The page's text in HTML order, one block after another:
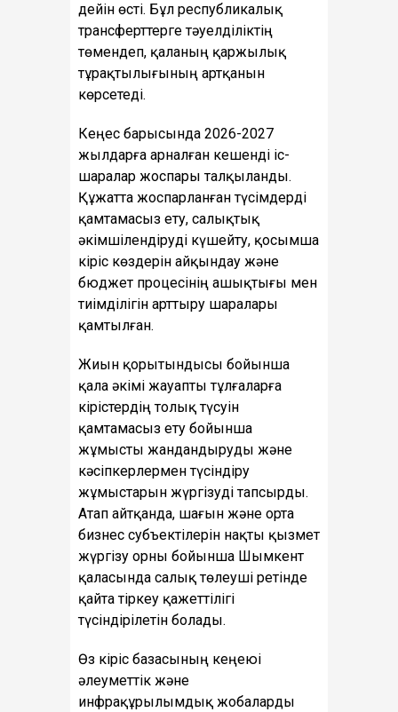
дейін өсті. Бұл республикалық
трансферттерге тәуелділіктің
төмендеп, қаланың қаржылық
тұрақтылығының артқанын
көрсетеді.
Кеңес барысында 2026-2027
жылдарға арналған кешенді іс-
шаралар жоспары талқыланды.
Құжатта жоспарланған түсімдерді
қамтамасыз ету, салықтық
әкімшілендіруді күшейту, қосымша
кіріс көздерін айқындау және
бюджет процесінің ашықтығы мен
тиімділігін арттыру шаралары
қамтылған.
Жиын қорытындысы бойынша
қала әкімі жауапты тұлғаларға
кірістердің толық түсуін
қамтамасыз ету бойынша
жұмысты жандандыруды және
кәсіпкерлермен түсіндіру
жұмыстарын жүргізуді тапсырды.
Атап айтқанда, шағын және орта
бизнес субъектілерін нақты қызмет
жүргізу орны бойынша Шымкент
қаласында салық төлеуші ретінде
қайта тіркеу қажеттілігі
түсіндірілетін болады.
Өз кіріс базасының кеңеюі
әлеуметтік және
инфрақұрылымдық жобаларды